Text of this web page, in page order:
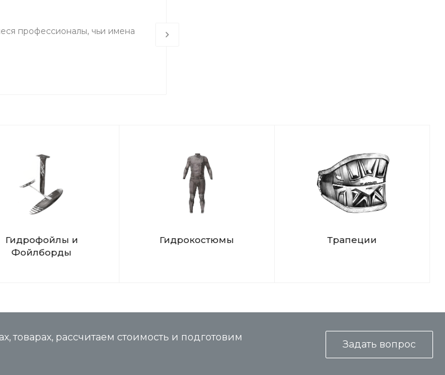
профессионалы, чьи имена
Гидрофойлы и
Фойлборды
Гидрокостюмы Трапеции
товарах, рассчитаем стоимость и подготовим
Задать вопрос